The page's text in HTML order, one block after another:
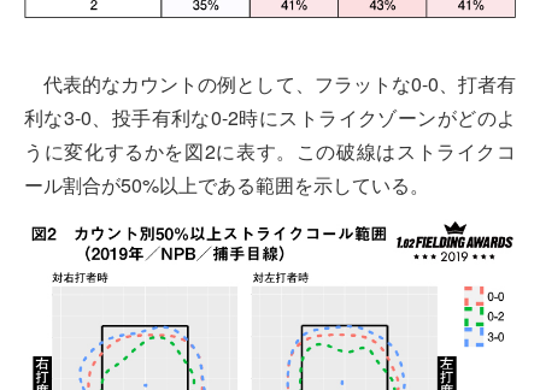
代表的なカウントの例として、フラットな0-0、打者有
利な3-0、投手有利な0-2時にストライクゾーンがどのよ
うに変化するかを図2に表す。この破線はストライクコ
ール割合が50%以上である範囲を示している。